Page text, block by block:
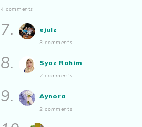
4 comments
7. ejulz
3 comments
8. Syaz Rahim
2 comments
9. Aynora
2 comments